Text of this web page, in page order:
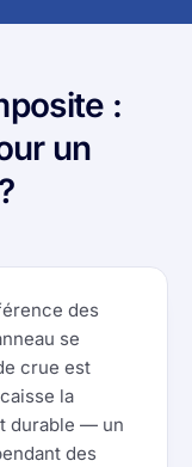
:
un
des
se
crue est
la
durable — un
des